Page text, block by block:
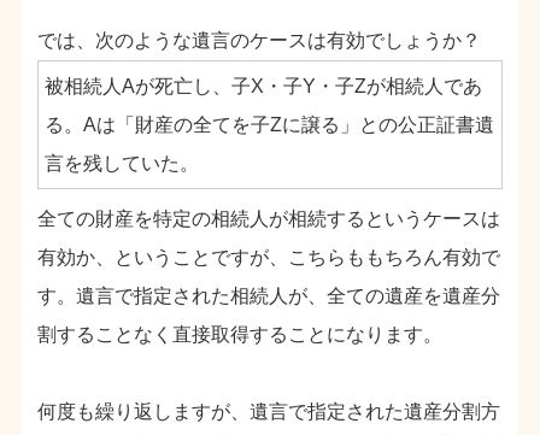
では、次のような遺言のケースは有効でしょうか？
被相続人Aが死亡し、子X・子Y・子Zが相続人であ
る。Aは「財産の全てを子Zに譲る」との公正証書遺
言を残していた。
全ての財産を特定の相続人が相続するというケースは
有効か、ということですが、こちらももちろん有効で
す。遺言で指定された相続人が、全ての遺産を遺産分
割することなく直接取得することになります。
何度も繰り返しますが、遺言で指定された遺産分割方